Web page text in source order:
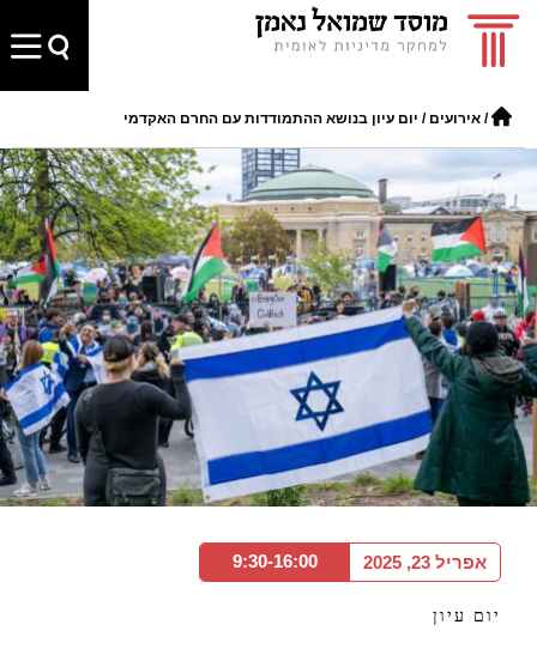
/ אירועים / יום עיון בנושא ההתמודדות עם החרם האקדמי
אפריל 23, 2025 9:30-16:00
יום עיון